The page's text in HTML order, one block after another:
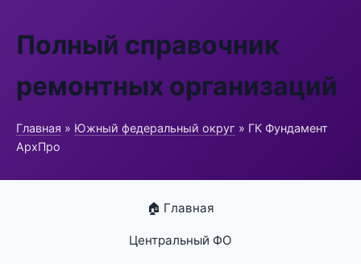
Полный справочник
ремонтных организаций
Главная » Южный федеральный округ » ГК Фундамент
АрхПро
🏠 Главная
Центральный ФО